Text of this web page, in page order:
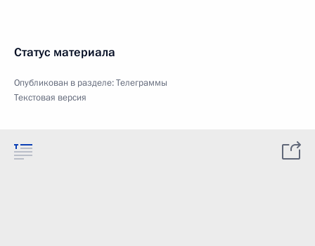
Статус материала
Опубликован в разделе:Телеграммы
Текстовая версия